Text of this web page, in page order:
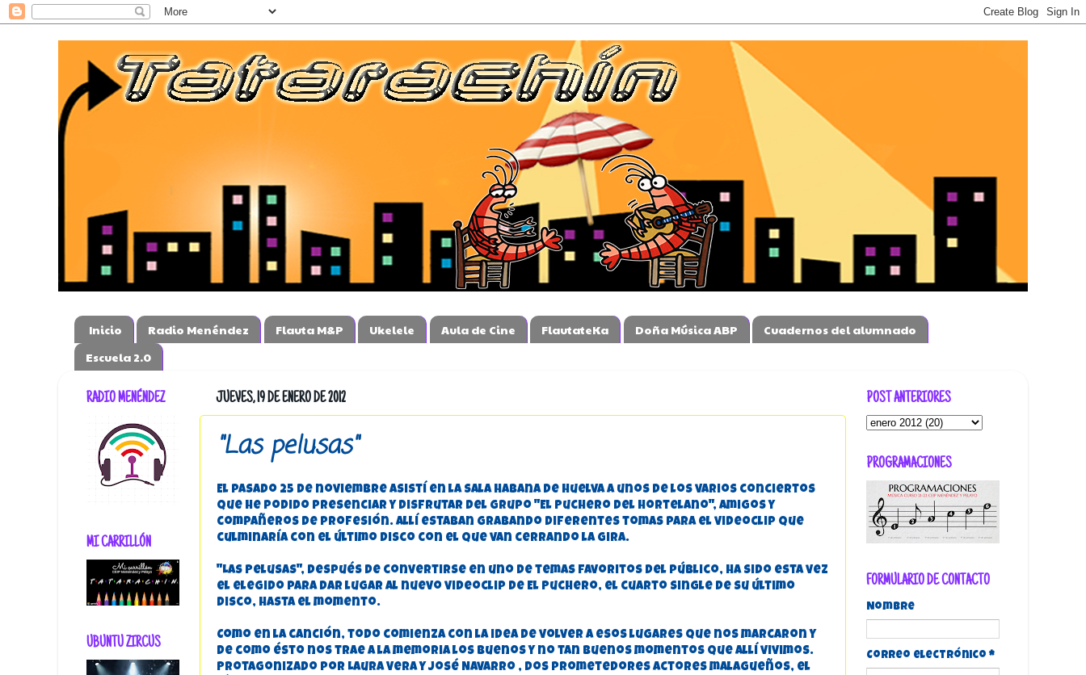
Inicio Radio Menéndez Flauta M&P Ukelele Aula de Cine FlautateKa Doña Música ABP
Cuadernos del alumnado
Escuela 2.0
JUEVES, 19 DE ENERO DE 2012
"Las pelusas"
El pasado 25 de noviembre asistí en la sala Habana de Huelva a unos de los varios conciertos
que he podido presenciar y disfrutar del grupo "El Puchero del Hortelano", amigos y
compañeros de profesión. Allí estaban grabando diferentes tomas para el videoclip que
culminaría con el último disco con el que van cerrando la gira.
"Las Pelusas", después de convertirse en uno de temas favoritos del público, ha sido esta vez
el elegido para dar lugar al nuevo videoclip de El Puchero, el cuarto single de su último
disco, hasta el momento.
Como en la canción, todo comienza con la idea de volver a esos lugares que nos marcaron y
de como ésto nos trae a la memoria los buenos y no tan buenos momentos que allí vivimos.
Protagonizado por Laura Vera y José Navarro , dos prometedores actores malagueños, el
RADIO MENÉNDEZ
MI CARRILLÓN
UBUNTU ZIRCUS
POST ANTERIORES
PROGRAMACIONES
FORMULARIO DE CONTACTO
Nombre
Correo electrónico *